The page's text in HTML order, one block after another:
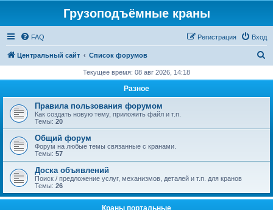
Грузоподъёмные краны
FAQ Вход
Регистрация
Центральный сайт Список форумов
с
Текущее время: 08 авг 2026, 14:18
Разное
Правила пользования форумом
Как создать новую тему, приложить файл и т.п.
Темы: 20
Общий форум
Форум на любые темы связанные с кранами.
Темы: 57
Доска объявлений
Поиск / предложение услуг, механизмов, деталей и т.п. для кранов
Темы: 26
Краны портальные